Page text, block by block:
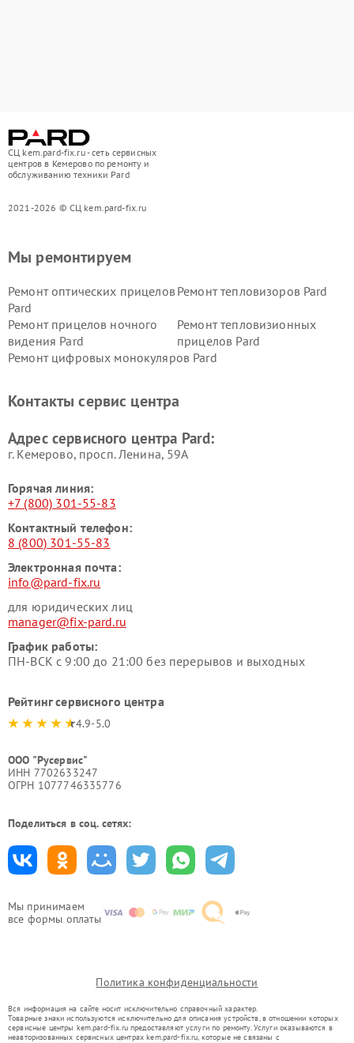
СЦ kem.pard-fix.ru - сеть сервисных
центров в Кемерово по ремонту и
обслуживанию техники Pard
2021-2026 © СЦ kem.pard-fix.ru
Мы принимаем
все формы оплаты
Мы ремонтируем
Ремонт оптических прицелов
Pard
Ремонт тепловизоров Pard
Ремонт прицелов ночного
видения Pard
Ремонт тепловизионных
прицелов Pard
Ремонт цифровых монокуляров Pard
Контакты сервис центра
Адрес сервисного центра Pard:
г. Кемерово, просп. Ленина, 59А
Горячая линия:
+7 (800) 301-55-83
Контактный телефон:
8 (800) 301-55-83
Электронная почта:
info@pard-fix.ru
для юридических лиц
manager@fix-pard.ru
График работы:
ПН-ВСК с 9:00 до 21:00 без перерывов и выходных
Рейтинг сервисного центра
4.9-5.0
ООО "Русервис"
ИНН 7702633247
ОГРН 1077746335776
Поделиться в соц. сетях:
Политика конфиденциальности
Вся информация на сайте носит исключительно справочный характер.
Товарные знаки используются исключительно для описания устройств, в отношении которых
сервисные центры kem.pard-fix.ru предоставляют услуги по ремонту. Услуги оказываются в
неавторизованных сервисных центрах kem.pard-fix.ru, которые не связаны с